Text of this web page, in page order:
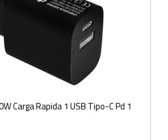
Carga Rapida 1 USB Tipo-C Pd 1